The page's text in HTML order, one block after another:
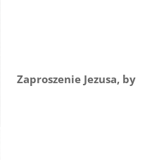
Zaproszenie Jezusa, by